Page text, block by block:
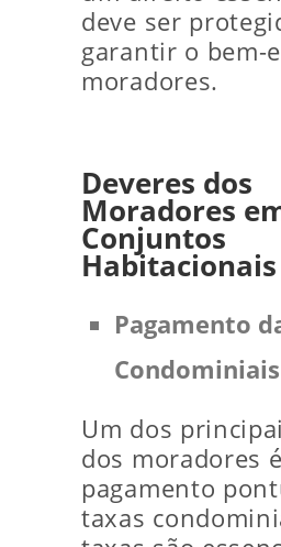
deve ser
garantir o bem-
moradores.
Deveres dos
Moradores
Conjuntos
Habitacionais
Pagamento
Condominiais
Um dos
dos moradores
pagamento
taxas